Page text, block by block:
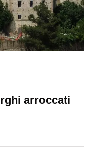
arroccati